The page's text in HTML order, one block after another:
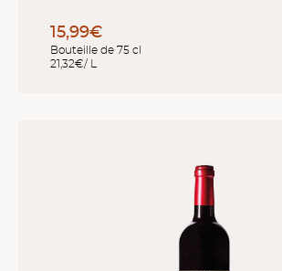
15,99€
Bouteille de 75 cl
21,32€/ L